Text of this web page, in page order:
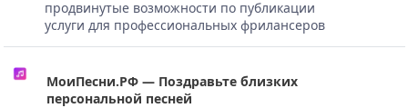
продвинутые возможности по публикации
услуги для профессиональных фрилансеров
МоиПесни.РФ — Поздравьте близких
персональной песней